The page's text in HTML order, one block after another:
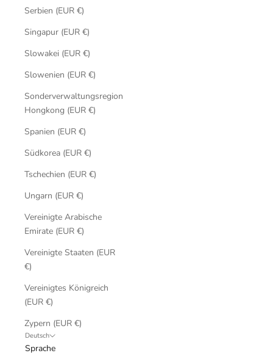
Serbien (EUR €)
Singapur (EUR €)
Slowakei (EUR €)
Slowenien (EUR €)
Sonderverwaltungsregion
Hongkong (EUR €)
Spanien (EUR €)
Südkorea (EUR €)
Tschechien (EUR €)
Ungarn (EUR €)
Vereinigte Arabische
Emirate (EUR €)
Vereinigte Staaten (EUR
€)
Vereinigtes Königreich
(EUR €)
Zypern (EUR €)
Deutsch
Sprache